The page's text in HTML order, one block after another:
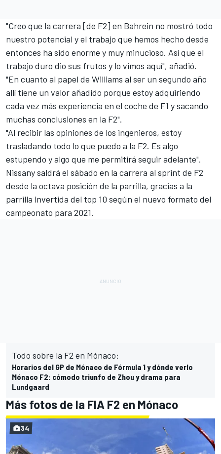
"Creo que la carrera [de F2] en Bahrein no mostró todo
nuestro potencial y el trabajo que hemos hecho desde
entonces ha sido enorme y muy minucioso. Así que el
trabajo duro dio sus frutos y lo vimos aquí", añadió.
"En cuanto al papel de Williams al ser un segundo año
allí tiene un valor añadido porque estoy adquiriendo
cada vez más experiencia en el coche de F1 y sacando
muchas conclusiones en la F2".
"Al recibir las opiniones de los ingenieros, estoy
trasladando todo lo que puedo a la F2. Es algo
estupendo y algo que me permitirá seguir adelante".
Nissany saldrá el sábado en la carrera al sprint de F2
desde la octava posición de la parrilla, gracias a la
parrilla invertida del top 10 según el nuevo formato del
campeonato para 2021.
Todo sobre la F2 en Mónaco:
Horarios del GP de Mónaco de Fórmula 1 y dónde verlo
Mónaco F2: cómodo triunfo de Zhou y drama para
Lundgaard
Más fotos de la FIA F2 en Mónaco
34